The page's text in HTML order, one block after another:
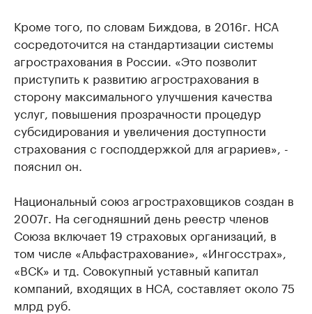
Кроме того, по словам Биждова, в 2016г. НСА
сосредоточится на стандартизации системы
агрострахования в России. «Это позволит
приступить к развитию агрострахования в
сторону максимального улучшения качества
услуг, повышения прозрачности процедур
субсидирования и увеличения доступности
страхования с господдержкой для аграриев», -
пояснил он.
Национальный союз агростраховщиков создан в
2007г. На сегодняшний день реестр членов
Союза включает 19 страховых организаций, в
том числе «Альфастрахование», «Ингосстрах»,
«ВСК» и тд. Совокупный уставный капитал
компаний, входящих в НСА, составляет около 75
млрд руб.